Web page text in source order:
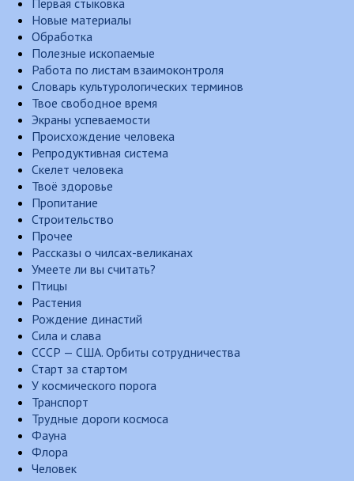
Первая стыковка
Новые материалы
Обработка
Полезные ископаемые
Работа по листам взаимоконтроля
Словарь культурологических терминов
Твое свободное время
Экраны успеваемости
Происхождение человека
Репродуктивная система
Скелет человека
Твоё здоровье
Пропитание
Строительство
Прочее
Рассказы о чилсах-великанах
Умеете ли вы считать?
Птицы
Растения
Рождение династий
Сила и слава
СССР — США. Орбиты сотрудничества
Старт за стартом
У космического порога
Транспорт
Трудные дороги космоса
Фауна
Флора
Человек